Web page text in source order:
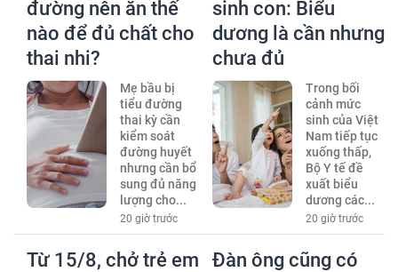
đường nên ăn thế
nào để đủ chất cho
thai nhi?
Mẹ bầu bị
tiểu đường
thai kỳ cần
kiểm soát
đường huyết
nhưng cần bổ
sung đủ năng
lượng cho...
20 giờ trước
sinh con: Biểu
dương là cần nhưng
chưa đủ
Trong bối
cảnh mức
sinh của Việt
Nam tiếp tục
xuống thấp,
Bộ Y tế đề
xuất biểu
dương các...
20 giờ trước
Từ 15/8, chở trẻ em
Đàn ông cũng có